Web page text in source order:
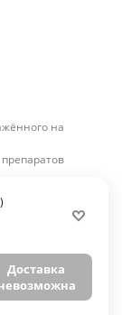
на
Доставка